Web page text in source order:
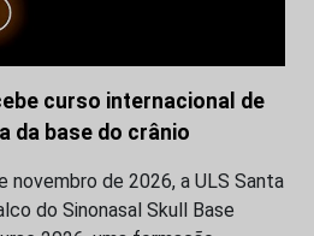
curso internacional de
da base do crânio
novembro de 2026, a ULS Santa
do Sinonasal Skull Base